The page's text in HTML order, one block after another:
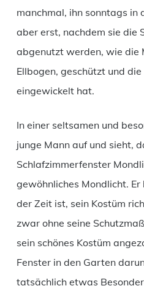
manchmal, ihn sonntags in
aber erst, nachdem sie die
abgenutzt werden, wie die
Ellbogen, geschützt und
eingewickelt hat.
In einer seltsamen und
junge Mann auf und sieht,
Schlafzimmerfenster
gewöhnliches Mondlicht.
der Zeit ist, sein Kostüm
zwar ohne seine
sein schönes Kostüm
Fenster in den Garten
tatsächlich etwas